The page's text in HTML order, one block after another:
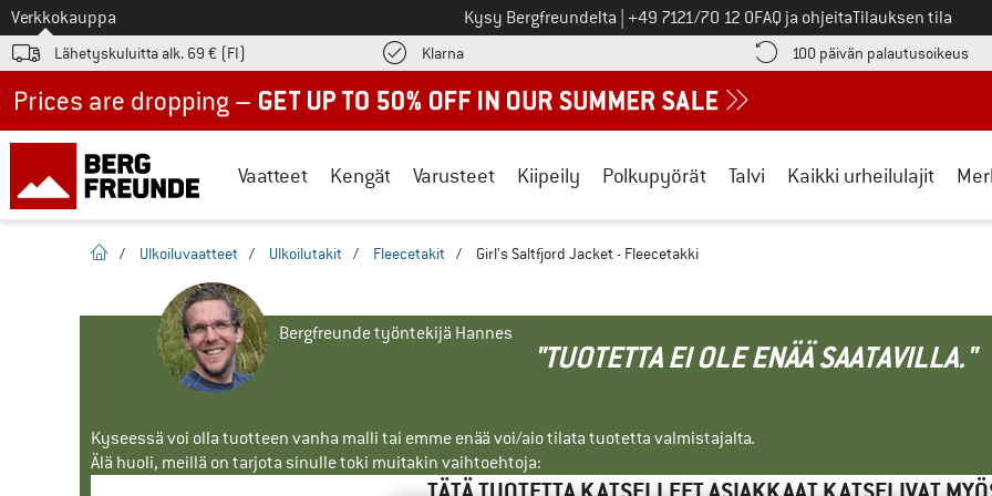
Tästä siirtyäksesi
Verkkokauppa Kysy Bergfreundelta Soita meille
+49 7121/70 12 0FAQ ja ohjeitaTilauksen tila
Lähetyskuluitta alk. 69 € (FI) KlarnaLöydä maksutiedot täältä! Avautuu tietokentässä 100 päivän palautusoikeus
Vaatteet Kengät Varusteet Kiipeily Polkupyörät Talvi Kaikki urheilulajit
Kotisivu
/ Ulkoiluvaatteet / Ulkoilutakit / Fleecetakit / Girl's Saltfjord Jacket - Fleecetakki
Bergfreunde työntekijä Hannes
"TUOTETTA EI OLE ENÄÄ SAATAVILLA."
Kyseessä voi olla tuotteen vanha malli tai emme enää voi/aio tilata tuotetta valmistajalta.
Älä huoli, meillä on tarjota sinulle toki muitakin vaihtoehtoja: